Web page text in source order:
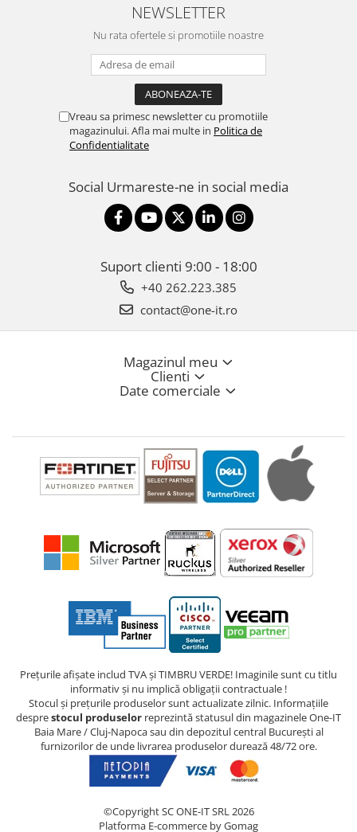
NEWSLETTER
Nu rata ofertele si promotiile noastre
Vreau sa primesc newsletter cu promotiile
magazinului. Afla mai multe in Politica de
Confidentialitate
Social Urmareste-ne in social media
Suport clienti 9:00 - 18:00
+40 262.223.385
contact@one-it.ro
Magazinul meu
Clienti
Date comerciale
Prețurile afișate includ TVA și TIMBRU VERDE! Imaginile sunt cu titlu
informativ și nu implică obligații contractuale !
Stocul și prețurile produselor sunt actualizate zilnic. Informațiile
desprestocul produselor reprezintă statusul din magazinele One-IT
Baia Mare / Cluj-Napoca sau din depozitul central București al
furnizorilor de unde livrarea produselor durează 48/72 ore.
©Copyright SC ONE-IT SRL 2026
Platforma E-commerce by Gomag